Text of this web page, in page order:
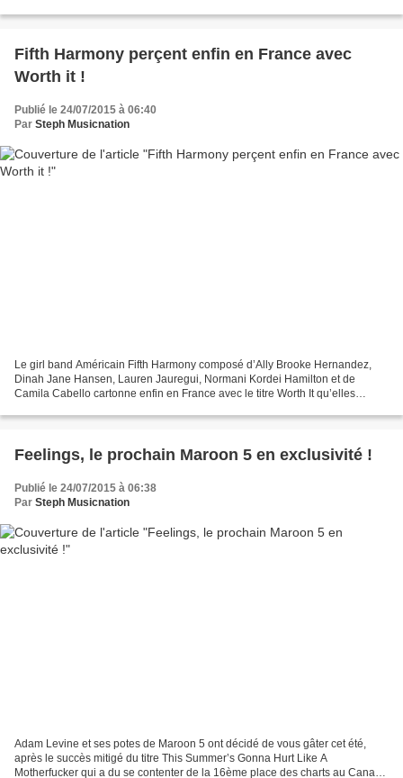
Fifth Harmony perçent enfin en France avec
Worth it !
Publié le 24/07/2015 à 06:40
Par Steph Musicnation
Le girl band Américain Fifth Harmony composé d’Ally Brooke Hernandez,
Dinah Jane Hansen, Lauren Jauregui, Normani Kordei Hamilton et de
Camila Cabello cartonne enfin en France avec le titre Worth It qu’elles
Feelings, le prochain Maroon 5 en exclusivité !
Publié le 24/07/2015 à 06:38
Par Steph Musicnation
Adam Levine et ses potes de Maroon 5 ont décidé de vous gâter cet été,
après le succès mitigé du titre This Summer’s Gonna Hurt Like A
Motherfucker qui a du se contenter de la 16ème place des charts au Canada